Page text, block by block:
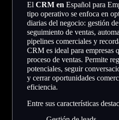
El CRM en Español para
tipo operativo se enfoca en
diarias del negocio: gestión
seguimiento de ventas,
pipelines comerciales y
CRM es ideal para empresas
proceso de ventas. Permite
potenciales, seguir
y cerrar oportunidades
eficiencia.
Entre sus características